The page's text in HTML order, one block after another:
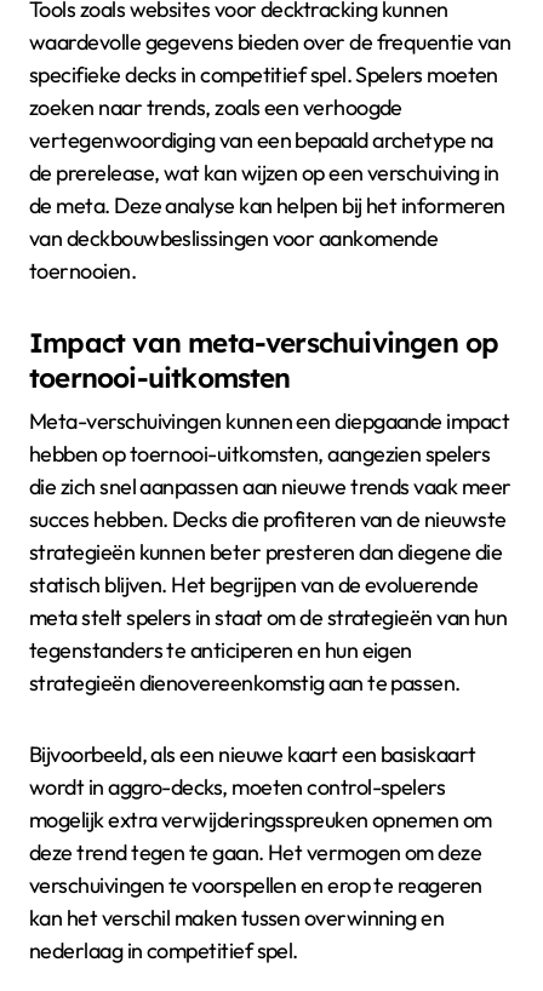
Tools zoals websites voor decktracking kunnen
waardevolle gegevens bieden over de frequentie van
specifieke decks in competitief spel. Spelers moeten
zoeken naar trends, zoals een verhoogde
vertegenwoordiging van een bepaald archetype na
de prerelease, wat kan wijzen op een verschuiving in
de meta. Deze analyse kan helpen bij het informeren
van deckbouwbeslissingen voor aankomende
toernooien.
Impact van meta-verschuivingen op
toernooi-uitkomsten
Meta-verschuivingen kunnen een diepgaande impact
hebben op toernooi-uitkomsten, aangezien spelers
die zich snel aanpassen aan nieuwe trends vaak meer
succes hebben. Decks die profiteren van de nieuwste
strategieën kunnen beter presteren dan diegene die
statisch blijven. Het begrijpen van de evoluerende
meta stelt spelers in staat om de strategieën van hun
tegenstanders te anticiperen en hun eigen
strategieën dienovereenkomstig aan te passen.
Bijvoorbeeld, als een nieuwe kaart een basiskaart
wordt in aggro-decks, moeten control-spelers
mogelijk extra verwijderingsspreuken opnemen om
deze trend tegen te gaan. Het vermogen om deze
verschuivingen te voorspellen en erop te reageren
kan het verschil maken tussen overwinning en
nederlaag in competitief spel.